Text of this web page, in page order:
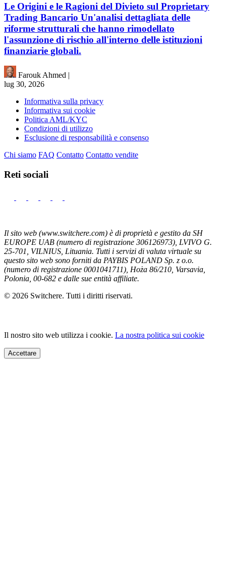
Le Origini e le Ragioni del Divieto sul Proprietary
Trading Bancario Un'analisi dettagliata delle
riforme strutturali che hanno rimodellato
l'assunzione di rischio all'interno delle istituzioni
finanziarie globali.
Farouk Ahmed |
lug 30, 2026
Informativa sulla privacy
Informativa sui cookie
Politica AML/KYC
Condizioni di utilizzo
Esclusione di responsabilità e consenso
Chi siamo FAQ Contatto Contatto vendite
Reti sociali
Il sito web (www.switchere.com) è di proprietà e gestito da SH
EUROPE UAB (numero di registrazione 306126973), LVIVO G.
25-701, VILNIUS, Lituania. Tutti i servizi di valuta virtuale su
questo sito web sono forniti da PAYBIS POLAND Sp. z o.o.
(numero di registrazione 0001041711), Hoża 86/210, Varsavia,
Polonia, 00-682 e dalle sue entità affiliate.
© 2026 Switchere. Tutti i diritti riservati.
Il nostro sito web utilizza i cookie. La nostra politica sui cookie
Accettare